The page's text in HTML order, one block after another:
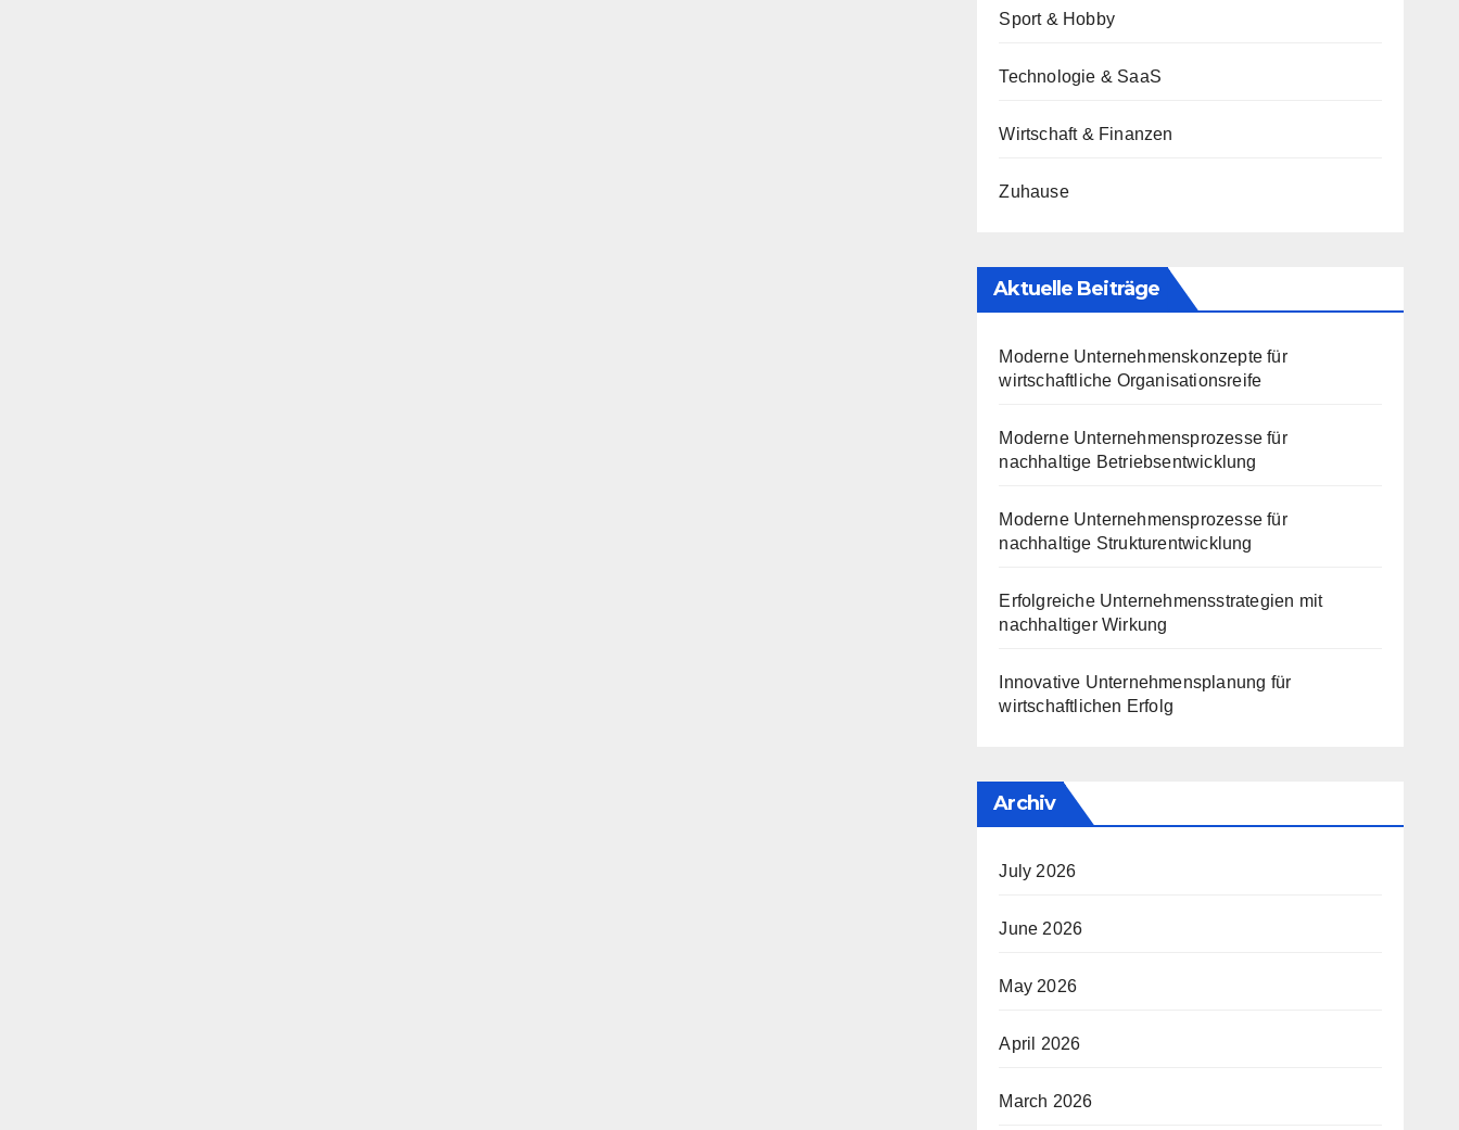
Sport & Hobby
Technologie & SaaS
Wirtschaft & Finanzen
Zuhause
Aktuelle Beiträge
Moderne Unternehmenskonzepte für
wirtschaftliche Organisationsreife
Moderne Unternehmensprozesse für
nachhaltige Betriebsentwicklung
Moderne Unternehmensprozesse für
nachhaltige Strukturentwicklung
Erfolgreiche Unternehmensstrategien mit
nachhaltiger Wirkung
Innovative Unternehmensplanung für
wirtschaftlichen Erfolg
Archiv
July 2026
June 2026
May 2026
April 2026
March 2026